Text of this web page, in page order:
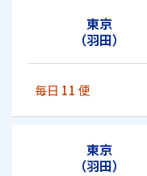
東京
（羽田）
毎日 11 便
東京
（羽田）